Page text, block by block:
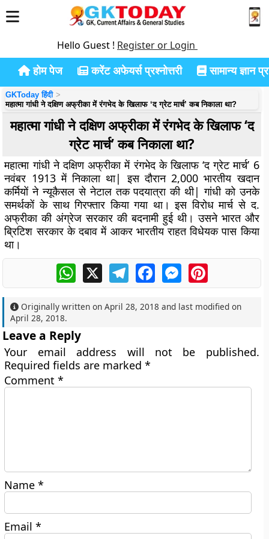
Hello Guest ! Register or Login
होम पेज करेंट अफेयर्स प्रश्नोत्तरी सामान्य ज्ञान
GKToday हिंदी
महात्मा गांधी ने दक्षिण अफ्रीका में रंगभेद के खिलाफ ‘द ग्रेट मार्च’ कब निकाला था?
महात्मा गांधी ने दक्षिण अफ्रीका में रंगभेद के खिलाफ ‘द
ग्रेट मार्च’ कब निकाला था?
महात्मा गांधी ने दक्षिण अफ्रीका में रंगभेद के खिलाफ ‘द ग्रेट मार्च’ 6
नवंबर 1913 में निकाला था| इस दौरान 2,000 भारतीय खदान
कर्मियों ने न्यूकैसल से नेटाल तक पदयात्रा की थी| गांधी को उनके
समर्थकों के साथ गिरफ्तार किया गया था। इस विरोध मार्च से द.
अफ्रीका की अंग्रेज सरकार की बदनामी हुई थी। उसने भारत और
ब्रिटिश सरकार के दबाव में आकर भारतीय राहत विधेयक पास किया
था।
WhatsApp
X TelegramFacebookMessengerPinterest
Originally written onApril 28, 2018 and last modified on
April 28, 2018.
Leave a Reply
Your email address will not be published.
Required fields are marked*
Comment*
Name*
Email*